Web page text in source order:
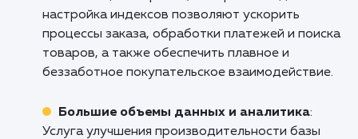
MySQL является незаменимой для веб-
разработчиков и веб-агентств, которые
работают с сайтами и приложениями,
преимущества данной услуги включают
оптимизацию запросов, настройку